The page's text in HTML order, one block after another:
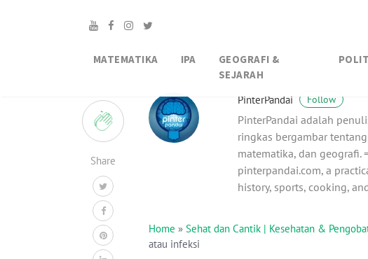
MATEMATIKA IPA
GEOGRAFI &
SEJARAH
Share
PinterPandai Follow
PinterPandai adalah
ringkas bergambar
matematika, dan geografi.
pinterpandai.com, a
history, sports, cooking,
Home » Sehat dan Cantik | Kesehatan &
atau infeksi